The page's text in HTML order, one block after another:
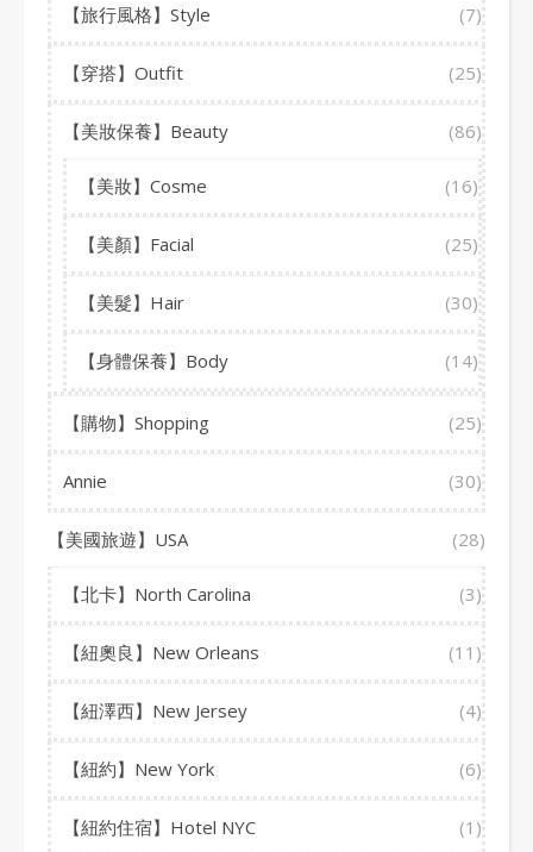
【旅行風格】Style (7)
【穿搭】Outfit (25)
【美妝保養】Beauty (86)
【美妝】Cosme (16)
【美顏】Facial (25)
【美髮】Hair (30)
【身體保養】Body (14)
【購物】Shopping (25)
Annie (30)
【美國旅遊】USA (28)
【北卡】North Carolina (3)
【紐奧良】New Orleans (11)
【紐澤西】New Jersey (4)
【紐約】New York (6)
【紐約住宿】Hotel NYC (1)